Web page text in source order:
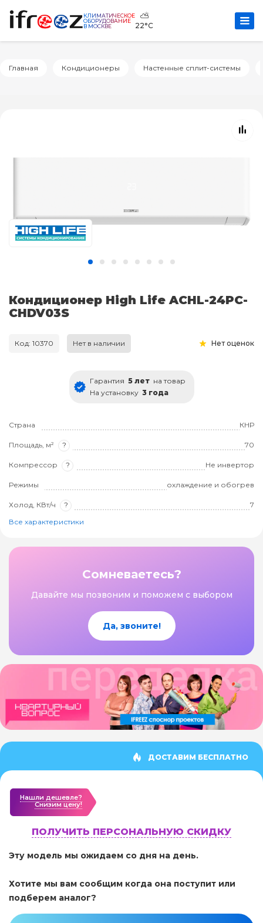
КЛИМАТИЧЕСКОЕ
ОБОРУДОВАНИЕ
В МОСКВЕ
⛅
22°C
Главная Кондиционеры Настенные сплит-системы
Кондиционер High Life ACHL-24PC-
CHDV03S
Код: 10370 Нет в наличии Нет оценок
Гарантия 5 лет на товар
На установку 3 года
Страна КНР
Площадь, м² ? 70
Компрессор ? Не инвертор
Режимы охлаждение и обогрев
Холод, КВт/ч ?
7
Все характеристики
Сомневаетесь?
Давайте мы позвоним и поможем с выбором
Да, звоните!
ДОСТАВИМ БЕСПЛАТНО
Нашли дешевле?
Cнизим цену!
ПОЛУЧИТЬ ПЕРСОНАЛЬНУЮ СКИДКУ
Эту модель мы ожидаем со дня на день.
Хотите мы вам сообщим когда она поступит или
подберем аналог?